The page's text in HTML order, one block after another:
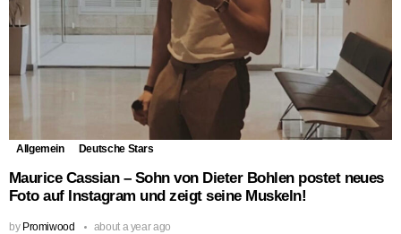
Allgemein Deutsche Stars
Maurice Cassian – Sohn von Dieter Bohlen postet neues
Foto auf Instagram und zeigt seine Muskeln!
by Promiwood about a year ago